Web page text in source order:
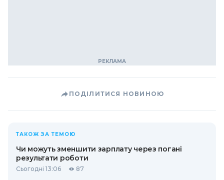
ПОДІЛИТИСЯ НОВИНОЮ
ТАКОЖ ЗА ТЕМОЮ
Чи можуть зменшити зарплату через погані
результати роботи
Сьогодні 13:06 87